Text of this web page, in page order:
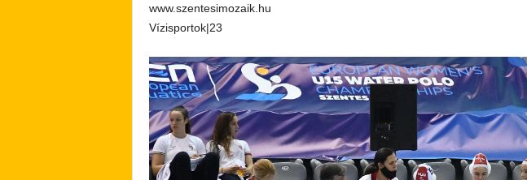
www.szentesimozaik.hu
Vízisportok|23